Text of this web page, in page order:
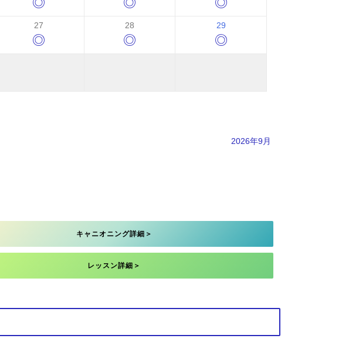
27
◎
28
◎
29
◎
2026年9月
キャニオニング詳細＞
レッスン詳細＞